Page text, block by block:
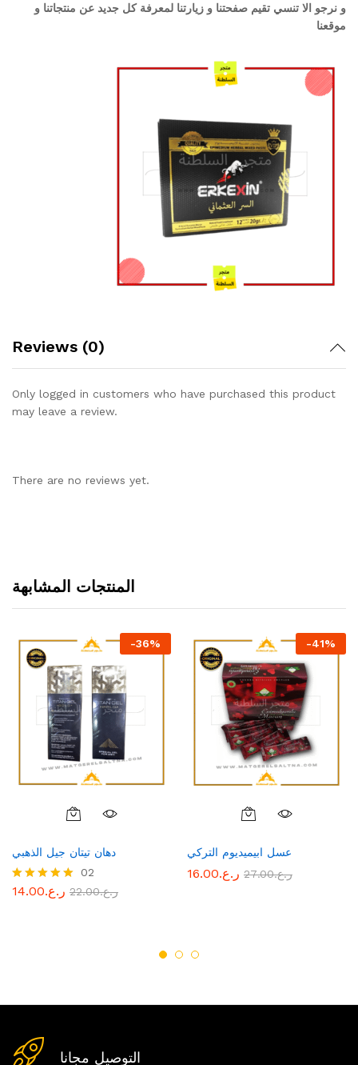
و نرجو الا تنسي تقيم صفحتنا و زيارتنا لمعرفة كل جديد عن منتجاتنا و
موقعنا
Reviews (0)
Only logged in customers who have purchased this product
may leave a review.
There are no reviews yet.
المنتجات المشابهة
-36%
دهان تيتان جيل الذهبي
Rated
02
ر.ع.14.00 ر.ع.22.00
-41%
عسل ابيميديوم التركي
ر.ع.16.00 ر.ع.27.00
التوصيل مجانا